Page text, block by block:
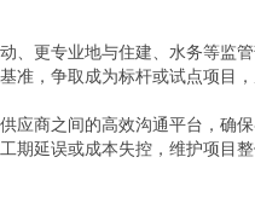
、更专业地与住建、水务等监
准，争取成为标杆或试点项目
应商之间的高效沟通平台，确
期延误或成本失控，维护项目